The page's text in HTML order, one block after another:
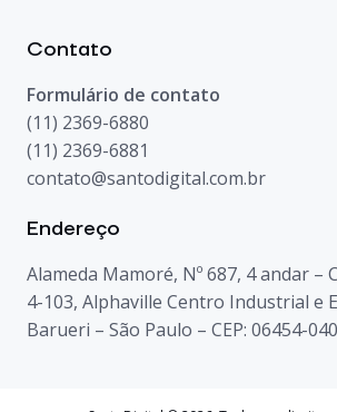
Contato
Formulário de contato
(11) 2369-6880
(11) 2369-6881
contato@santodigital.com.br
Endereço
Alameda Mamoré, Nº 687, 4 andar –
4-103, Alphaville Centro Industrial e
Barueri – São Paulo – CEP: 06454-040